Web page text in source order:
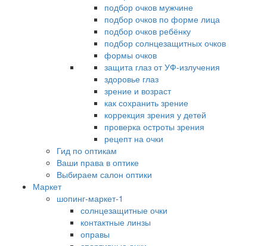
подбор очков мужчине
подбор очков по форме лица
подбор очков ребёнку
подбор солнцезащитных очков
формы очков
защита глаз от УФ-излучения
здоровье глаз
зрение и возраст
как сохранить зрение
коррекция зрения у детей
проверка остроты зрения
рецепт на очки
Гид по оптикам
Ваши права в оптике
Выбираем салон оптики
Маркет
шопинг-маркет-1
солнцезащитные очки
контактные линзы
оправы